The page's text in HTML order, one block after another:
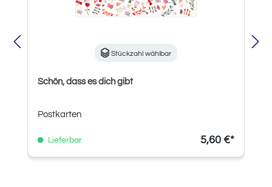
Stückzahl wählbar
Schön, dass es dich gibt
Postkarten
Lieferbar 5,60 €*